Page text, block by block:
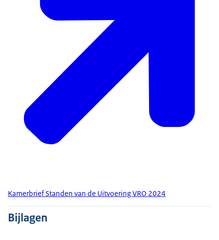
Kamerbrief Standen van de Uitvoering VRO 2024
Bijlagen